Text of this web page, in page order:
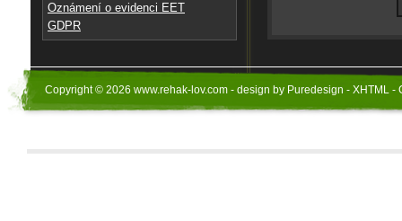
Oznámení o evidenci EET
GDPR
Copyright © 2026 www.rehak-lov.com - design by Puredesign - XHTML -